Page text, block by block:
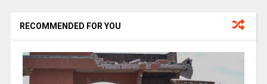
RECOMMENDED FOR YOU